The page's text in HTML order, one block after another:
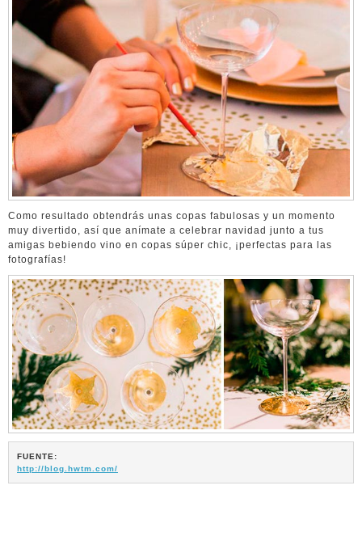
Como resultado obtendrás unas copas fabulosas y un momento
muy divertido, así que anímate a celebrar navidad junto a tus
amigas bebiendo vino en copas súper chic, ¡perfectas para las
fotografías!
FUENTE:
http://blog.hwtm.com/